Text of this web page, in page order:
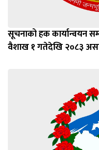
सूचनाको हक कार्यान्वयन
वैशाख १ गतेदेखि २०८३